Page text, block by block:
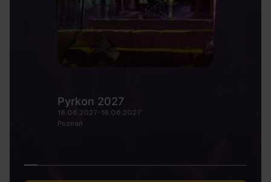
Pyrkon 2027
18.06.2027-18.06.2027
Poznań